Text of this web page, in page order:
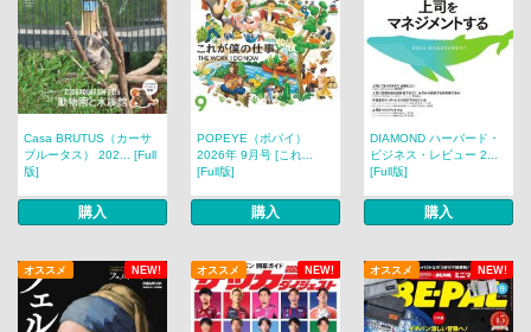
Casa BRUTUS（カーサ
ブルータス） 202... [Full
版]
購入
POPEYE（ポパイ）
2026年 9月号 [これ...
[Full版]
購入
DIAMOND ハーバード・
ビジネス・レビュー 2...
[Full版]
購入
NEW!
オススメ NEW!
オススメ NEW!
オススメ